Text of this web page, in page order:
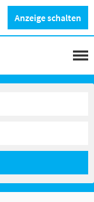
Anzeige schalten